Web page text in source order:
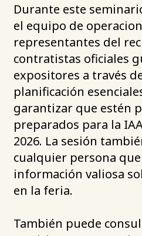
Durante este
el equipo de
representantes del
contratistas oficiales
expositores a través
planificación
garantizar que estén
preparados para la
2026. La sesión
cualquier persona
información valiosa
en la feria.
También puede